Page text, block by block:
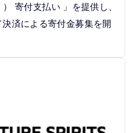
寄付支払い 」を提供し、
済による寄付金募集を開